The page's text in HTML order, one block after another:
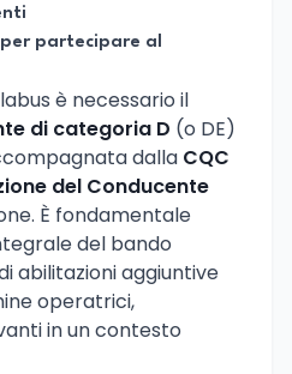
partecipare al
è necessario il
di categoria D (o DE)
dalla CQC
del Conducente
È fondamentale
del bando
abilitazioni aggiuntive
operatrici,
in un contesto